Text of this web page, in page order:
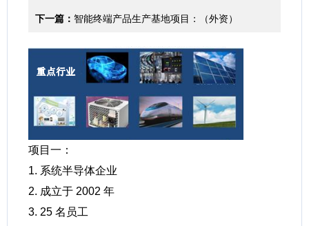
（韩国）
下一篇： 智能终端产品生产基地项目：（外资）
项目一：
1. 系统半导体企业
2. 成立于 2002 年
3. 25 名员工